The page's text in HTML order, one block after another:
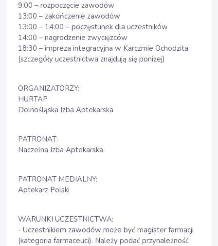
9:00 – rozpoczęcie zawodów
13:00 – zakończenie zawodów
13:00 – 14:00 – poczęstunek dla uczestników
14:00 – nagrodzenie zwycięzców
18:30 – impreza integracyjna w Karczmie Ochodzita
(szczegóły uczestnictwa znajdują się poniżej)
ORGANIZATORZY:
HURTAP
Dolnośląska Izba Aptekarska
PATRONAT:
Naczelna Izba Aptekarska
PATRONAT MEDIALNY:
Aptekarz Polski
WARUNKI UCZESTNICTWA:
- Uczestnikiem zawodów może być magister farmacji
(kategoria farmaceuci). Należy podać przynależność